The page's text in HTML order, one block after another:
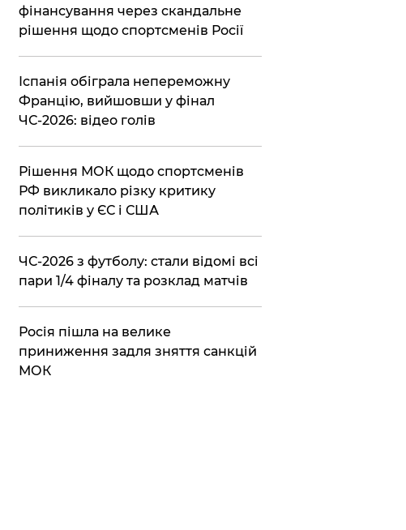
фінансування через скандальне
рішення щодо спортсменів Росії
Іспанія обіграла непереможну
Францію, вийшовши у фінал
ЧС-2026: відео голів
Рішення МОК щодо спортсменів
РФ викликало різку критику
політиків у ЄС і США
ЧС-2026 з футболу: стали відомі всі
пари 1/4 фіналу та розклад матчів
Росія пішла на велике
приниження задля зняття санкцій
МОК